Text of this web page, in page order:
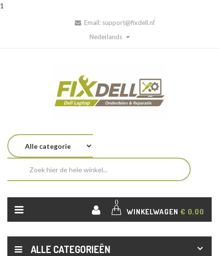
1
Email: support@fixdell.nl
Nederlands
0
WINKELWAGEN € 0,00
ALLE CATEGORIEËN